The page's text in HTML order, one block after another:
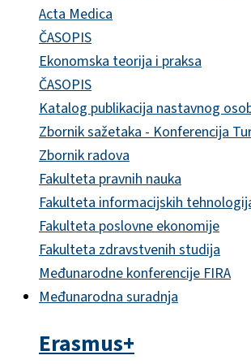
Acta Medica
ČASOPIS
Ekonomska teorija i praksa
ČASOPIS
Katalog publikacija nastavnog
Zbornik sažetaka - Konferencija
Zbornik radova
Fakulteta pravnih nauka
Fakulteta informacijskih
Fakulteta poslovne ekonomije
Fakulteta zdravstvenih studija
Međunarodne konferencije FIRA
Međunarodna suradnja
Erasmus+